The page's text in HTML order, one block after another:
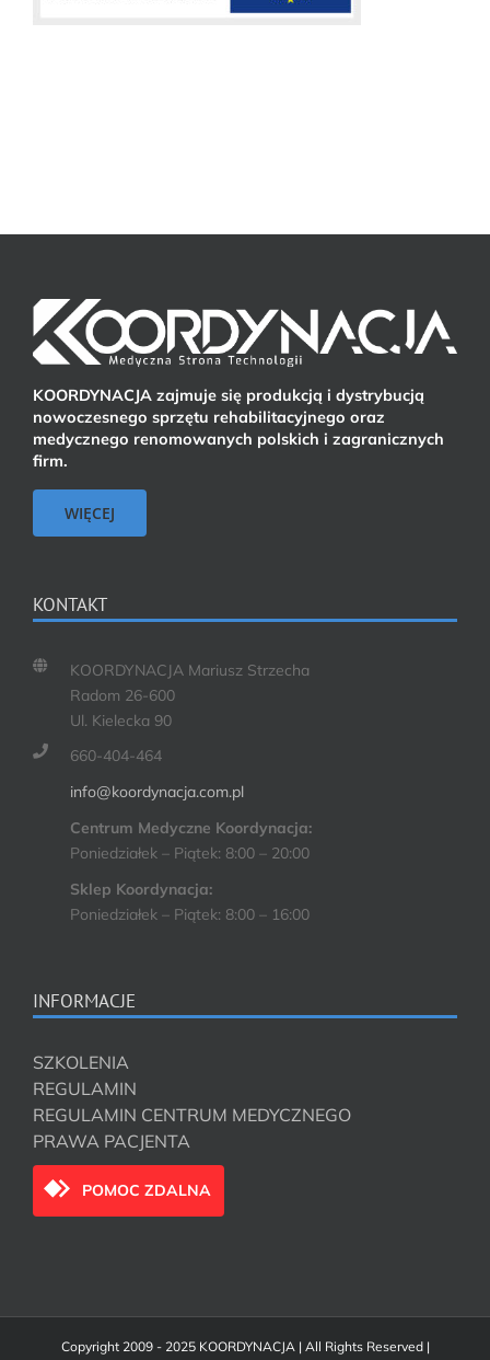
KOORDYNACJA zajmuje się produkcją i dystrybucją
nowoczesnego sprzętu rehabilitacyjnego oraz
medycznego renomowanych polskich i zagranicznych
firm.
WIĘCEJ
KONTAKT
KOORDYNACJA Mariusz Strzecha
Radom 26-600
Ul. Kielecka 90
660-404-464
info@koordynacja.com.pl
Centrum Medyczne Koordynacja:
Poniedziałek – Piątek: 8:00 – 20:00
Sklep Koordynacja:
Poniedziałek – Piątek: 8:00 – 16:00
INFORMACJE
SZKOLENIA
REGULAMIN
REGULAMIN CENTRUM MEDYCZNEGO
PRAWA PACJENTA
POMOC ZDALNA
Copyright 2009 - 2025 KOORDYNACJA | All Rights Reserved |